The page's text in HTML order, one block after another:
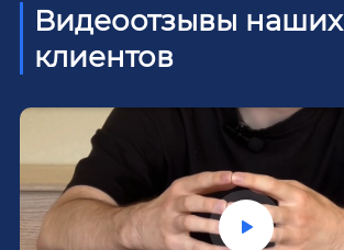
Видеоотзывы наших
клиентов